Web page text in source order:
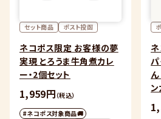
セット商品 ポスト投函
ネコポス限定 お客様の夢
実現 とろうま牛角煮カレ
ー・2個セット
1,959円（税込）
#ネコポス対象商品🚚
パ
ン